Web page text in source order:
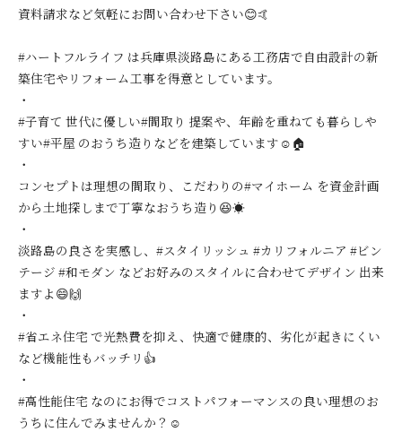
資料請求など気軽にお問い合わせ下さい😊🤙
#ハートフルライフ は兵庫県淡路島にある工務店で自由設計の新
築住宅やリフォーム工事を得意としています。
・
#子育て 世代に優しい#間取り 提案や、年齢を重ねても暮らしや
すい#平屋 のおうち造りなどを建築しています☺️🏠
・
コンセプトは理想の間取り、こだわりの#マイホーム を資金計画
から土地探しまで丁寧なおうち造り😆☀️
・
淡路島の良さを実感し、#スタイリッシュ #カリフォルニア #ビン
テージ #和モダン などお好みのスタイルに合わせてデザイン 出来
ますよ😄🙌
・
#省エネ住宅 で光熱費を抑え、快適で健康的、劣化が起きにくい
など機能性もバッチリ👍
・
#高性能住宅 なのにお得でコストパフォーマンスの良い理想のお
うちに住んでみませんか？☺️